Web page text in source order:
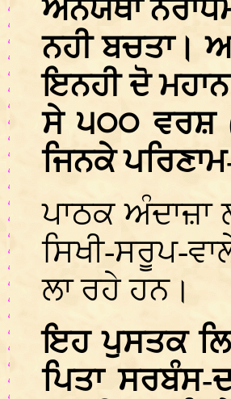
ਅਨਯਥਾ
ਨਹੀ ਬਚਤਾ।
ਇਨਹੀ ਦੋ
ਸੇ ੫੦੦ ਵਰਸ਼
ਜਿਨਕੇ
ਪਾਠਕ
ਸਿਖੀ-ਸਰੂਪ-
ਲਾ ਰਹੇ ਹਨ।
ਇਹ ਪੁਸਤਕ
ਪਿਤਾ ਸਰਬੰਸ-